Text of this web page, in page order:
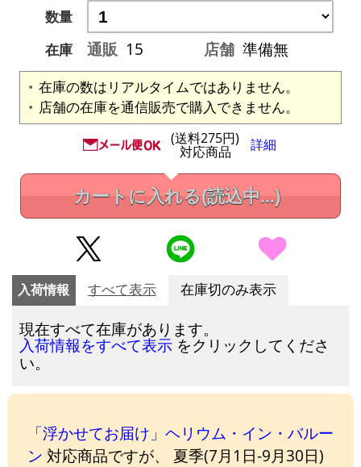
数量
在庫
通販 15 店舗 準備無
在庫の数はリアルタイムではありません。
店舗の在庫を通信販売で購入できません。
(送料275円)
対応商品 詳細
カートに入れる(読込中...)
入荷情報 すべて表示 在庫切のみ表示
現在すべて在庫があります。
入荷情報をすべて表示 をクリックしてくださ
い。
「浮かせてお届け」ヘリウム・イン・バルー
ン 対応商品ですが、 夏季(7月1日-9月30日)